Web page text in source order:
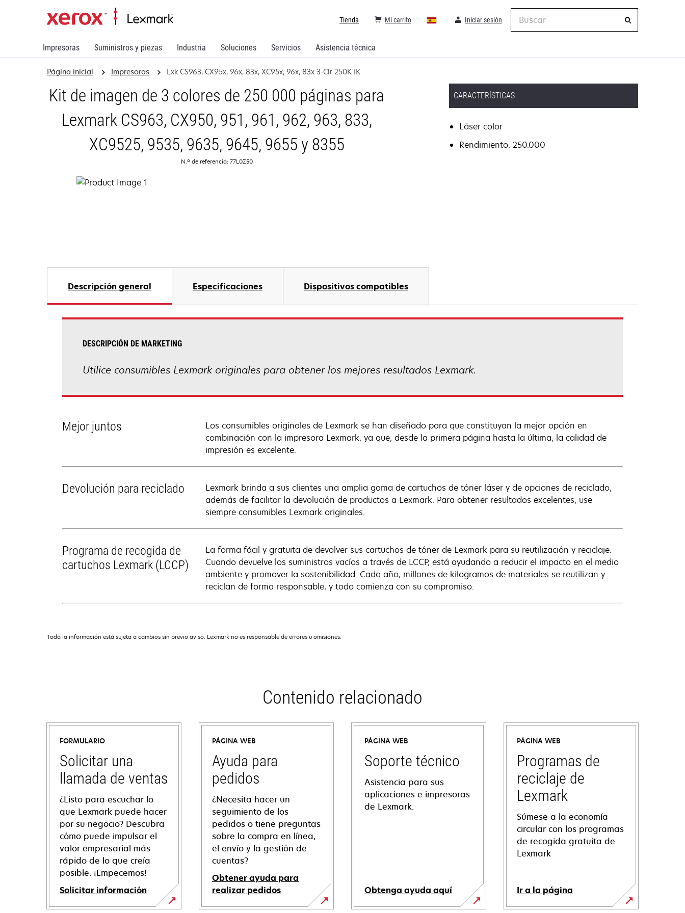
Impresoras Suministros y piezas Industria Soluciones Servicios Asistencia técnica
Tienda Iniciar sesión
Mi carrito
Página inicial Impresoras Lxk CS963, CX95x, 96x, 83x, XC95x, 96x, 83x 3-Clr 250K IK
Kit de imagen de 3 colores de 250 000 páginas para
Lexmark CS963, CX950, 951, 961, 962, 963, 833,
XC9525, 9535, 9635, 9645, 9655 y 8355
N.º de referencia: 77L0Z50
CARACTERÍSTICAS
Láser color
Rendimiento: 250.000
Descripción general Especificaciones Dispositivos compatibles
DESCRIPCIÓN DE MARKETING
Utilice consumibles Lexmark originales para obtener los mejores resultados Lexmark.
Mejor juntos
Los consumibles originales de Lexmark se han diseñado para que constituyan la mejor opción en
combinación con la impresora Lexmark, ya que, desde la primera página hasta la última, la calidad de
impresión es excelente.
Devolución para reciclado
Lexmark brinda a sus clientes una amplia gama de cartuchos de tóner láser y de opciones de reciclado,
además de facilitar la devolución de productos a Lexmark. Para obtener resultados excelentes, use
siempre consumibles Lexmark originales.
Programa de recogida de
cartuchos Lexmark (LCCP)
La forma fácil y gratuita de devolver sus cartuchos de tóner de Lexmark para su reutilización y reciclaje.
Cuando devuelve los suministros vacíos a través de LCCP, está ayudando a reducir el impacto en el medio
ambiente y promover la sostenibilidad. Cada año, millones de kilogramos de materiales se reutilizan y
reciclan de forma responsable, y todo comienza con su compromiso.
Toda la información está sujeta a cambios sin previo aviso. Lexmark no es responsable de errores u omisiones.
Contenido relacionado
FORMULARIO
Solicitar una
llamada de ventas
¿Listo para escuchar lo
que Lexmark puede hacer
por su negocio? Descubra
cómo puede impulsar el
valor empresarial más
rápido de lo que creía
posible. ¡Empecemos!
Solicitar información
PÁGINA WEB
Ayuda para
pedidos
¿Necesita hacer un
seguimiento de los
pedidos o tiene preguntas
sobre la compra en línea,
el envío y la gestión de
cuentas?
Obtener ayuda para
realizar pedidos
PÁGINA WEB
Soporte técnico
Asistencia para sus
aplicaciones e impresoras
de Lexmark.
Obtenga ayuda aquí
PÁGINA WEB
Programas de
reciclaje de
Lexmark
Súmese a la economía
circular con los programas
de recogida gratuita de
Lexmark
Ir a la página